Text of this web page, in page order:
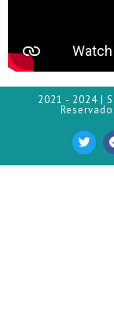
2021 - 2024 |